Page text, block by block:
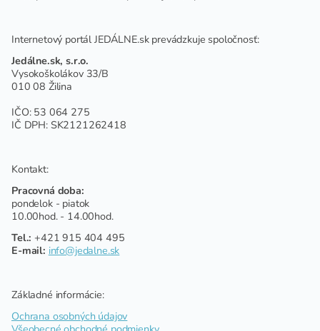
Internetový portál JEDÁLNE.sk prevádzkuje spoločnosť:
Jedálne.sk, s.r.o.
Vysokoškolákov 33/B
010 08 Žilina
IČO: 53 064 275
IČ DPH: SK2121262418
Kontakt:
Pracovná doba:
pondelok - piatok
10.00hod. - 14.00hod.
Tel.: +421 915 404 495
E-mail: info@jedalne.sk
Základné informácie:
Ochrana osobných údajov